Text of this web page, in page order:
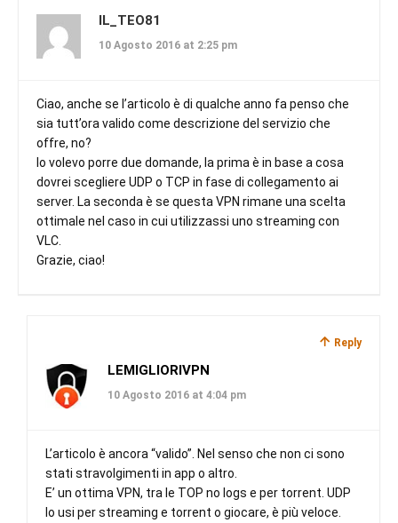
IL_TEO81
10 Agosto 2016 at 2:25 pm
Ciao, anche se l’articolo è di qualche anno fa penso che
sia tutt’ora valido come descrizione del servizio che
offre, no?
Io volevo porre due domande, la prima è in base a cosa
dovrei scegliere UDP o TCP in fase di collegamento ai
server. La seconda è se questa VPN rimane una scelta
ottimale nel caso in cui utilizzassi uno streaming con
VLC.
Grazie, ciao!
Reply
LEMIGLIORIVPN
10 Agosto 2016 at 4:04 pm
L’articolo è ancora “valido”. Nel senso che non ci sono
stati stravolgimenti in app o altro.
E’ un ottima VPN, tra le TOP no logs e per torrent. UDP
lo usi per streaming e torrent o giocare, è più veloce.